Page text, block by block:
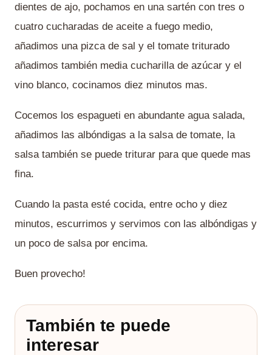
dientes de ajo, pochamos en una sartén con tres o
cuatro cucharadas de aceite a fuego medio,
añadimos una pizca de sal y el tomate triturado
añadimos también media cucharilla de azúcar y el
vino blanco, cocinamos diez minutos mas.
Cocemos los espagueti en abundante agua salada,
añadimos las albóndigas a la salsa de tomate, la
salsa también se puede triturar para que quede mas
fina.
Cuando la pasta esté cocida, entre ocho y diez
minutos, escurrimos y servimos con las albóndigas y
un poco de salsa por encima.
Buen provecho!
También te puede
interesar